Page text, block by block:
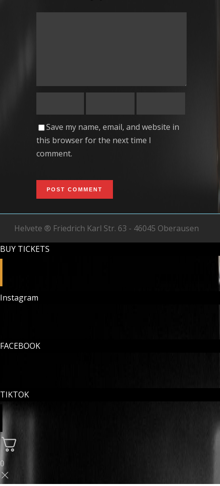
Save my name, email, and website in
this browser for the next time I
comment.
Helvete ® Friedrich Karl Str. 63 - 46045 Oberausen
BUY TICKETS
Instagram
FACEBOOK
TIKTOK
0